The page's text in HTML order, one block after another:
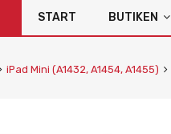
START BUTIKEN
iPad Mini (A1432, A1454, A1455)